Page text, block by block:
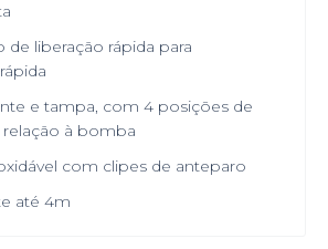
de liberação rápida para
e tampa, com 4 posições de
à bomba
com clipes de anteparo
até 4m